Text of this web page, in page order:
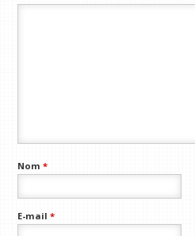
Nom*
E-mail*